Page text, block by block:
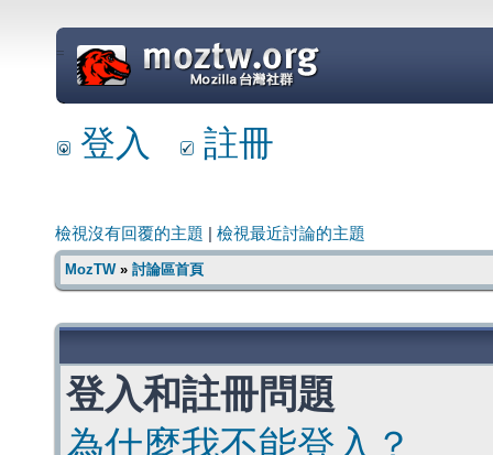
=
登入 註冊
檢視沒有回覆的主題 檢視最近討論的主題
MozTW» 討論區首頁
登入和註冊問題
為什麼我不能登入？